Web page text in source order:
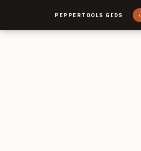
PEPPERTOOLS GIDS ‹